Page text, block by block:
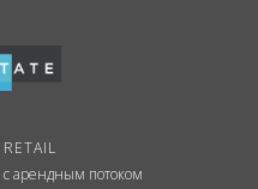
RETAIL
с арендным потоком